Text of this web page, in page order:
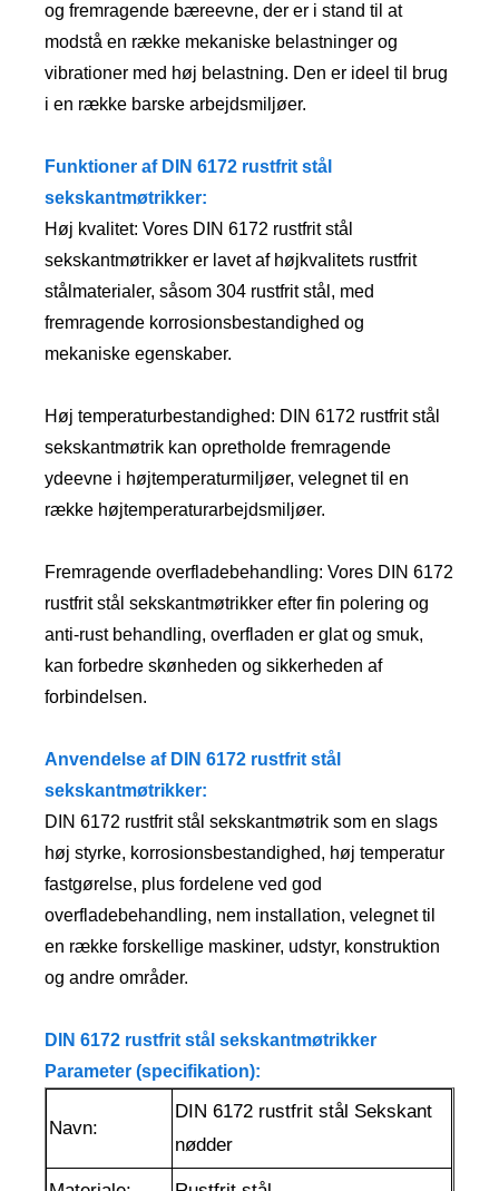
og fremragende bæreevne, der er i stand til at
modstå en række mekaniske belastninger og
vibrationer med høj belastning. Den er ideel til brug
i en række barske arbejdsmiljøer.
Funktioner af DIN 6172 rustfrit stål
sekskantmøtrikker:
Høj kvalitet: Vores DIN 6172 rustfrit stål
sekskantmøtrikker er lavet af højkvalitets rustfrit
stålmaterialer, såsom 304 rustfrit stål, med
fremragende korrosionsbestandighed og
mekaniske egenskaber.
Høj temperaturbestandighed: DIN 6172 rustfrit stål
sekskantmøtrik kan opretholde fremragende
ydeevne i højtemperaturmiljøer, velegnet til en
række højtemperaturarbejdsmiljøer.
Fremragende overfladebehandling: Vores DIN 6172
rustfrit stål sekskantmøtrikker efter fin polering og
anti-rust behandling, overfladen er glat og smuk,
kan forbedre skønheden og sikkerheden af ​​
forbindelsen.
Anvendelse af DIN 6172 rustfrit stål
sekskantmøtrikker:
DIN 6172 rustfrit stål sekskantmøtrik som en slags
høj styrke, korrosionsbestandighed, høj temperatur
fastgørelse, plus fordelene ved god
overfladebehandling, nem installation, velegnet til
en række forskellige maskiner, udstyr, konstruktion
og andre områder.
DIN 6172 rustfrit stål sekskantmøtrikker
Parameter (specifikation):
Navn:
DIN 6172 rustfrit stål Sekskant
nødder